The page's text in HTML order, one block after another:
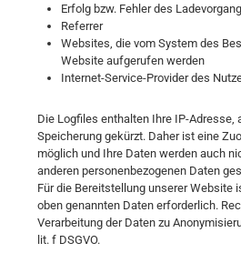
Erfolg bzw. Fehler des
Referrer
Websites, die vom System des
Website aufgerufen werden
Internet-Service-Provider des
Die Logfiles enthalten Ihre IP-Adresse,
Speicherung gekürzt. Daher ist eine
möglich und Ihre Daten werden auch
anderen personenbezogenen Daten
Für die Bereitstellung unserer Website
oben genannten Daten erforderlich.
Verarbeitung der Daten zu
lit. f DSGVO.